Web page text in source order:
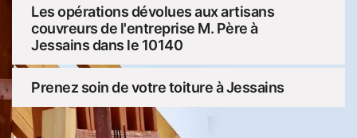
Les opérations dévolues aux artisans
couvreurs de l'entreprise M. Père à
Jessains dans le 10140
Prenez soin de votre toiture à Jessains